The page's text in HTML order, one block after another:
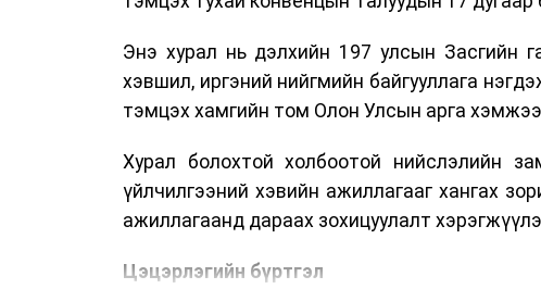
Энэ хурал нь дэлхийн 197 улсын Засгийн
хэвшил, иргэний нийгмийн байгууллага
тэмцэх хамгийн том Олон Улсын арга
Хурал болохтой холбоотой нийслэлийн
үйлчилгээний хэвийн ажиллагааг хангах
ажиллагаанд дараах зохицуулалт
Цэцэрлэгийн бүртгэл